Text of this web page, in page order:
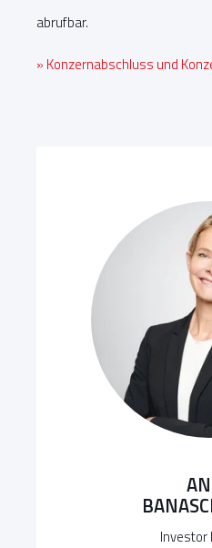
abrufbar.
» Konzernabschluss und
Investor